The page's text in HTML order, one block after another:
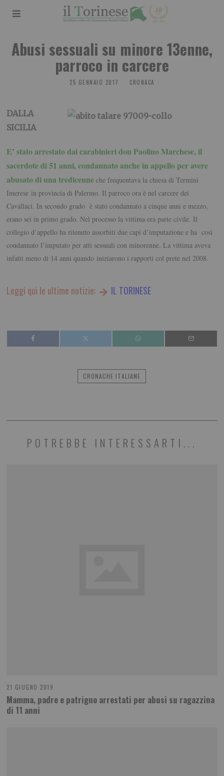
Abusi sessuali su minore 13enne,
parroco in carcere
25 GENNAIO 2017 CRONACA
DALLA
SICILIA
E’ stato arrestato dai carabinieri don Paolino Marchese, il
sacerdote di 51 anni, condannato anche in appello per avere
abusato di una tredicenneche frequentava la chiesa di Termini
Imerese in provincia di Palermo. Il parroco ora è nel carcere dei
Cavallaci. In secondo grado è stato condannato a cinque anni e mezzo,
erano sei in primo grado. Nel processo la vittima era parte civile. Il
collegio d’appello ha ritenuto assorbiti due capi d’imputazione e ha così
condannato l’imputato per atti sessuali con minorenne. La vittima aveva
infatti meno di 14 anni quando iniziarono i rapporti col prete nel 2008.
Leggi qui le ultime notizie: IL TORINESE
CRONACHE ITALIANE
POTREBBE INTERESSARTI...
21 GIUGNO 2019
Mamma, padre e patrigno arrestati per abusi su ragazzina
di 11 anni